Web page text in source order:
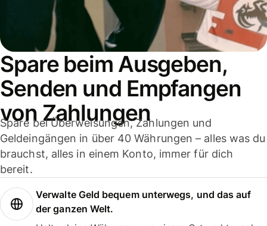
Spare beim Ausgeben,
Senden und Empfangen
von Zahlungen
Spare bei Überweisungen, Zahlungen und
Geldeingängen in über 40 Währungen – alles was du
brauchst, alles in einem Konto, immer für dich
bereit.
Verwalte Geld bequem unterwegs, und das auf
der ganzen Welt.